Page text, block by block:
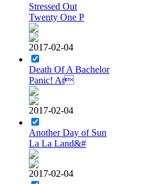
Stressed Out
Twenty One P
2017-02-04
Death Of A Bachelor
Panic! At
2017-02-04
Another Day of Sun
La La Land&#
2017-02-04